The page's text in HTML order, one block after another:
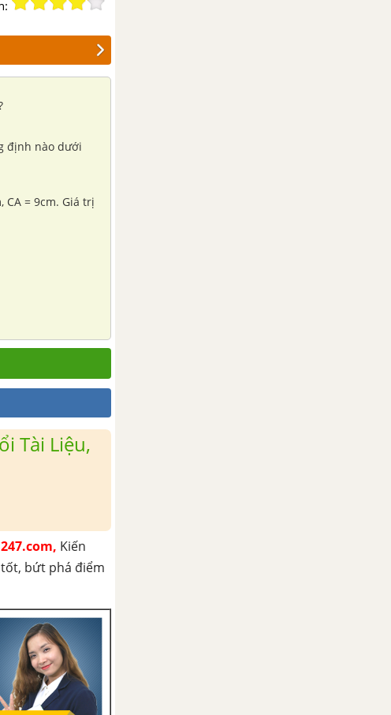
định nào dưới
CA = 9cm. Giá trị
Tài Liệu,
Kiến
bứt phá điểm